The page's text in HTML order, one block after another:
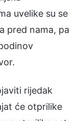
uvelike su se
pred nama, pa
rijedak
će otprilike